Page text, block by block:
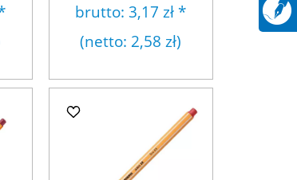
brutto:3,17 zł *
(netto: 2,58 zł)